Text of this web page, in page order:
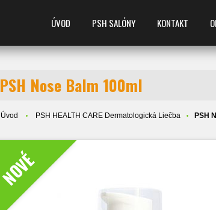
ÚVOD PSH SALÓNY KONTAKT
PSH Nose Balm 100ml
Úvod PSH HEALTH CARE Dermatologická Liečba PSH
NOVÉ